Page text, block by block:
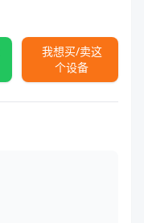
我想买/卖这
个设备